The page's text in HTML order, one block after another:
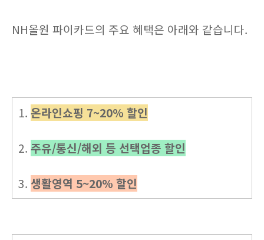
NH올원 파이카드의 주요 혜택은 아래와 같습니다.
1. 온라인쇼핑 7~20% 할인
2. 주유/통신/해외 등 선택업종 할인
3. 생활영역 5~20% 할인